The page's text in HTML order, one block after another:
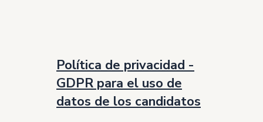
Política de privacidad -
GDPR para el uso de
datos de los candidatos